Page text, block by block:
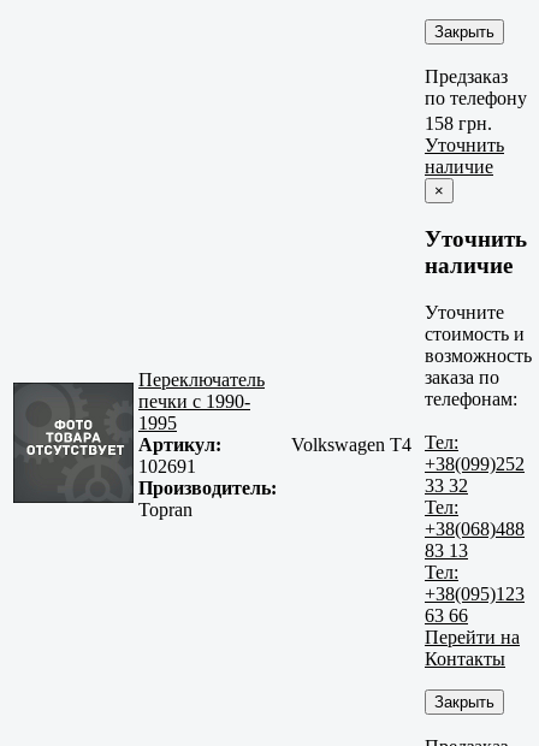
Закрыть
Предзаказ
по телефону
Переключатель
печки c 1990-
1995
Артикул:
102691
Производитель:
Topran
Volkswagen T4
158 грн.
Уточнить
наличие
×
Уточнить
наличие
Уточните
стоимость и
возможность
заказа по
телефонам:
Тел:
+38(099)252
33 32
Тел:
+38(068)488
83 13
Тел:
+38(095)123
63 66
Перейти на
Контакты
Закрыть